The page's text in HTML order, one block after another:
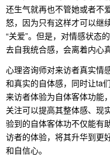
还生气就再也不管她或者不
怒，因为只有这样才可以继
“关爱”。但是，对情感状态
去自我统合感，会离着内心
心理咨询师对来访者真实情
和真实的自体感，同时让ta
来访者体验为自体客体功能
关注可以提高其整体感、现
验到的自体客体功不仅能有
访者的体验，将其升华到更
和自信心。